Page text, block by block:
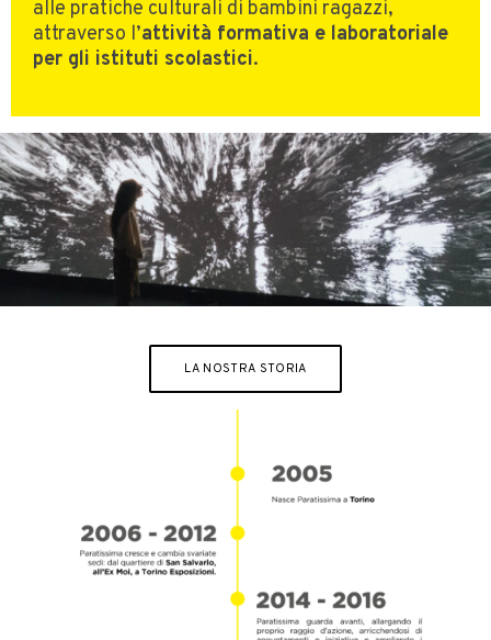
alle pratiche culturali di bambini ragazzi,
attraverso l’attività formativa e laboratoriale
per gli istituti scolastici.
LA NOSTRA STORIA